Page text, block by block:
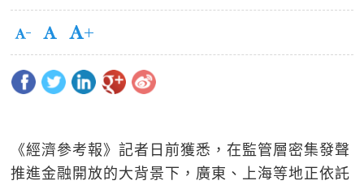
《經濟參考報》記者日前獲悉，在監管層密集發聲
推進金融開放的大背景下，廣東、上海等地正依託